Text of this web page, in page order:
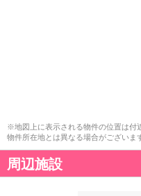
※地図上に表示される物件の位置は付
物件所在地とは異なる場合がございま
周辺施設